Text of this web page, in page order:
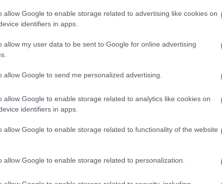
allow Google to enable storage related to advertising like cookies on
identifiers in apps.
allow my user data to be sent to Google for online advertising
allow Google to send me personalized advertising.
allow Google to enable storage related to analytics like cookies on
identifiers in apps.
allow Google to enable storage related to functionality of the website
allow Google to enable storage related to personalization.
στιγμή», δήλωσε χαρακτηριστικά σε
ότι η απόφαση αναβολής έχει
ορίζοντα, καθώς συνεχίζονται οι
ο Τραμπ πραγματοποίησε σύσκεψη
ανώτατη ομάδα εθνικής ασφάλειας,